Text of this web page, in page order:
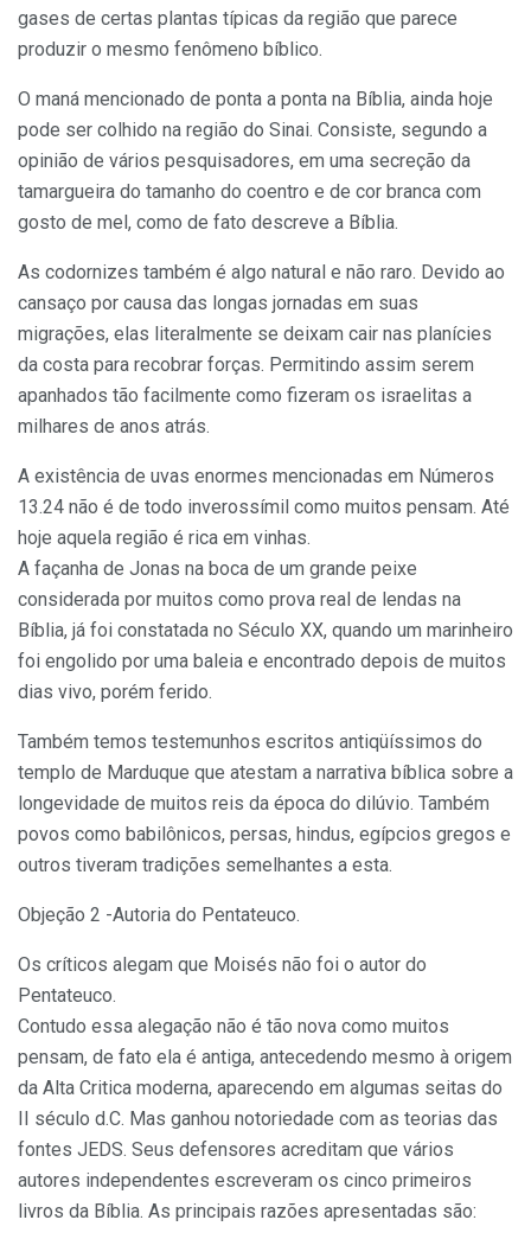
gases de certas plantas típicas da região que parece
produzir o mesmo fenômeno bíblico.
O maná mencionado de ponta a ponta na Bíblia, ainda hoje
pode ser colhido na região do Sinai. Consiste, segundo a
opinião de vários pesquisadores, em uma secreção da
tamargueira do tamanho do coentro e de cor branca com
gosto de mel, como de fato descreve a Bíblia.
As codornizes também é algo natural e não raro. Devido ao
cansaço por causa das longas jornadas em suas
migrações, elas literalmente se deixam cair nas planícies
da costa para recobrar forças. Permitindo assim serem
apanhados tão facilmente como fizeram os israelitas a
milhares de anos atrás.
A existência de uvas enormes mencionadas em Números
13.24 não é de todo inverossímil como muitos pensam. Até
hoje aquela região é rica em vinhas.
A façanha de Jonas na boca de um grande peixe
considerada por muitos como prova real de lendas na
Bíblia, já foi constatada no Século XX, quando um marinheiro
foi engolido por uma baleia e encontrado depois de muitos
dias vivo, porém ferido.
Também temos testemunhos escritos antiqüíssimos do
templo de Marduque que atestam a narrativa bíblica sobre a
longevidade de muitos reis da época do dilúvio. Também
povos como babilônicos, persas, hindus, egípcios gregos e
outros tiveram tradições semelhantes a esta.
Objeção 2 -Autoria do Pentateuco.
Os críticos alegam que Moisés não foi o autor do
Pentateuco.
Contudo essa alegação não é tão nova como muitos
pensam, de fato ela é antiga, antecedendo mesmo à origem
da Alta Critica moderna, aparecendo em algumas seitas do
II século d.C. Mas ganhou notoriedade com as teorias das
fontes JEDS. Seus defensores acreditam que vários
autores independentes escreveram os cinco primeiros
livros da Bíblia. As principais razões apresentadas são: